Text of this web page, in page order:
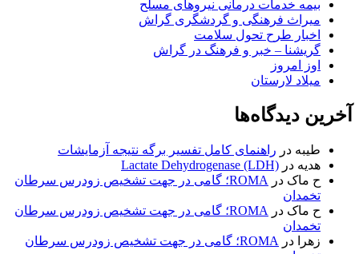
بیمه خدمات درمانی نیروهای مسلح
میراث فرهنگی و گردشگری گراش
اخبار طرح تحول سلامت
گریشنا – خبر و فرهنگ در گراش
اوز امروز
میلاد لارستان
آخرین دیدگاه‌ها
طیبه در راهنمای کامل تفسیر برگه نتیجه آزمایشات
هدیه در Lactate Dehydrogenase (LDH)
ح ماک در
ROMA؛ گامی در جهت تشخیص زودرس سرطان
تخمدان
ح ماک در
ROMA؛ گامی در جهت تشخیص زودرس سرطان
تخمدان
زهرا
در
ROMA؛ گامی در جهت تشخیص زودرس سرطان